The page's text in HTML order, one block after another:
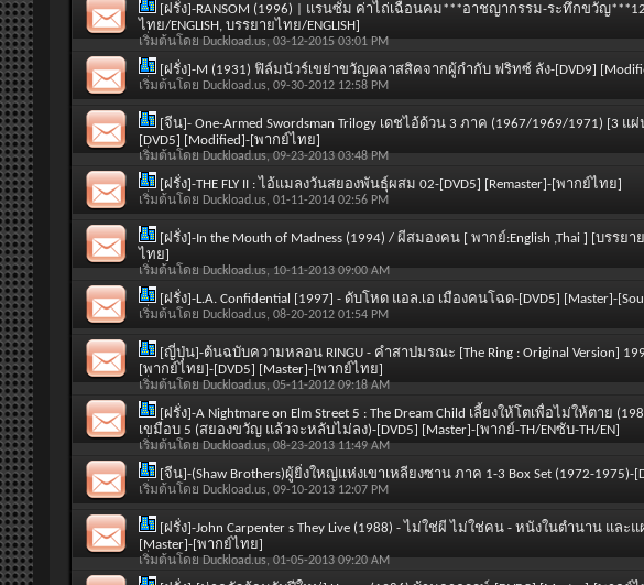
[ฝรั่ง]-RANSOM (1996) | แรนซั่ม ค่าไถ่เฉือนคม***อาชญากรรม-ระทึกขวัญ
ไทย/ENGLISH, บรรยายไทย/ENGLISH]
เริ่มต้นโดย Duckload.us, 03-12-2015 03:01 PM
[ฝรั่ง]-M (1931) ฟิล์มนัวร์เขย่าขวัญคลาสสิคจากผู้กำกับ ฟริทซ์ ลัง-[DVD9]
เริ่มต้นโดย Duckload.us, 09-30-2012 12:58 PM
[จีน]- One-Armed Swordsman Trilogy เดชไอ้ด้วน 3 ภาค (1967/1969/1971) [3
[DVD5] [Modified]-[พากย์ไทย]
เริ่มต้นโดย Duckload.us, 09-23-2013 03:48 PM
[ฝรั่ง]-THE FLY II : ไอ้แมลงวันสยองพันธุ์ผสม 02-[DVD5] [Remaster]-[พากย์ไทย]
เริ่มต้นโดย Duckload.us, 01-11-2014 02:56 PM
[ฝรั่ง]-In the Mouth of Madness (1994) / ผีสมองคน [ พากย์:English ,Thai ] [บรรยา
ไทย]
เริ่มต้นโดย Duckload.us, 10-11-2013 09:00 AM
[ฝรั่ง]-L.A. Confidential [1997] - ดับโหด แอล.เอ เมืองคนโฉด-[DVD5] [Master]-
เริ่มต้นโดย Duckload.us, 08-20-2012 01:54 PM
[ญี่ปุ่น]-ต้นฉบับความหลอน RINGU - คำสาปมรณะ [The Ring : Original Version]
[พากย์ไทย]-[DVD5] [Master]-[พากย์ไทย]
เริ่มต้นโดย Duckload.us, 05-11-2012 09:18 AM
[ฝรั่ง]-A Nightmare on Elm Street 5 : The Dream Child เลี้ยงให้โตเพื่อไม่ให้ตา
เขมือบ 5 (สยองขวัญ แล้วจะหลับไม่ลง)-[DVD5] [Master]-[พากย์-TH/ENซับ-TH/EN]
เริ่มต้นโดย Duckload.us, 08-23-2013 11:49 AM
[จีน]-(Shaw Brothers)ผู้ยิ่งใหญ่แห่งเขาเหลียงซาน ภาค 1-3 Box Set (1972-1975)-
เริ่มต้นโดย Duckload.us, 09-10-2013 12:07 PM
[ฝรั่ง]-John Carpenter s They Live (1988) - ไม่ใช่ผี ไม่ใช่คน - หนังในตำนาน แล
[Master]-[พากย์ไทย]
เริ่มต้นโดย Duckload.us, 01-05-2013 09:20 AM